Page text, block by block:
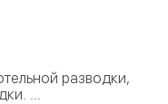
разводки,
...